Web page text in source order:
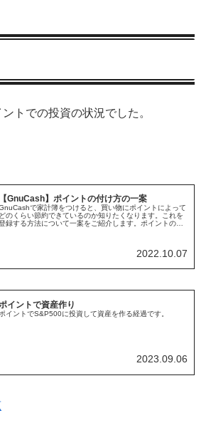
トでの投資の状況でした。
【GnuCash】ポイントの付け方の一案
で家計簿をつけると、買い物にポイントによって
どのくらい節約できているのか知りたくなります。これを
録する方法について一案をご紹介します。ポイントの管
2022.10.07
ポイントで資産作り
ポイントでS&P500に投資して資産を作る経過です。
2023.09.06